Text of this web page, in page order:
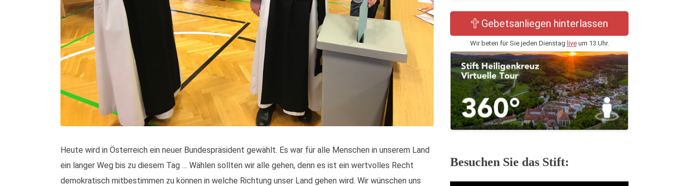
Heute wird in Österreich ein neuer Bundespräsident gewählt. Es war für alle Menschen in unserem Land
ein langer Weg bis zu diesem Tag … Wählen sollten wir alle gehen, denn es ist ein wertvolles Recht
demokratisch mitbestimmen zu können in welche Richtung unser Land gehen wird. Wir wünschen uns
Gebetsanliegen hinterlassen
Wir beten für Sie jeden Dienstag liveum 13 Uhr.
Besuchen Sie das Stift: